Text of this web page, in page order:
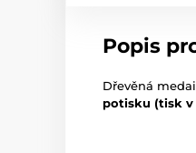
Popis
Dřevěná
potisku (tisk v